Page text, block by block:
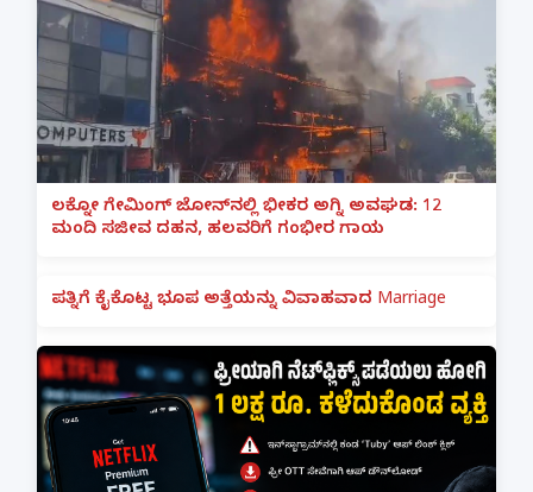
ಲಕ್ನೋ ಗೇಮಿಂಗ್ ಜೋನ್‌ನಲ್ಲಿ ಭೀಕರ ಅಗ್ನಿ ಅವಘಡ: 12
ಮಂದಿ ಸಜೀವ ದಹನ, ಹಲವರಿಗೆ ಗಂಭೀರ ಗಾಯ
ಪತ್ನಿಗೆ ಕೈಕೊಟ್ಟ ಭೂಪ ಅತ್ತೆಯನ್ನು ವಿವಾಹವಾದ Marriage